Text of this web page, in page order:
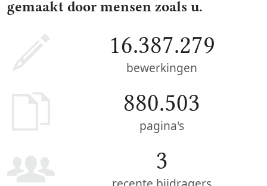
gemaakt door mensen zoals u.
16.387.279
bewerkingen
880.503
pagina's
3